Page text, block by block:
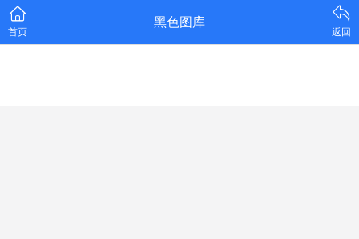
首页
黑色图库
返回